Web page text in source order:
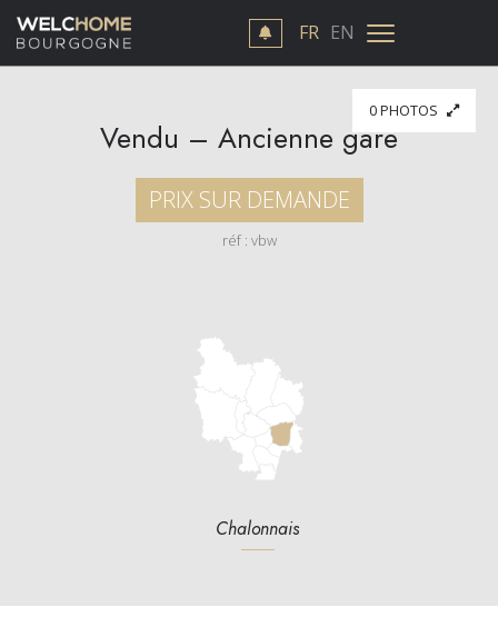
FR EN
0 PHOTOS
Vendu – Ancienne gare
PRIX SUR DEMANDE
réf : vbw
Chalonnais